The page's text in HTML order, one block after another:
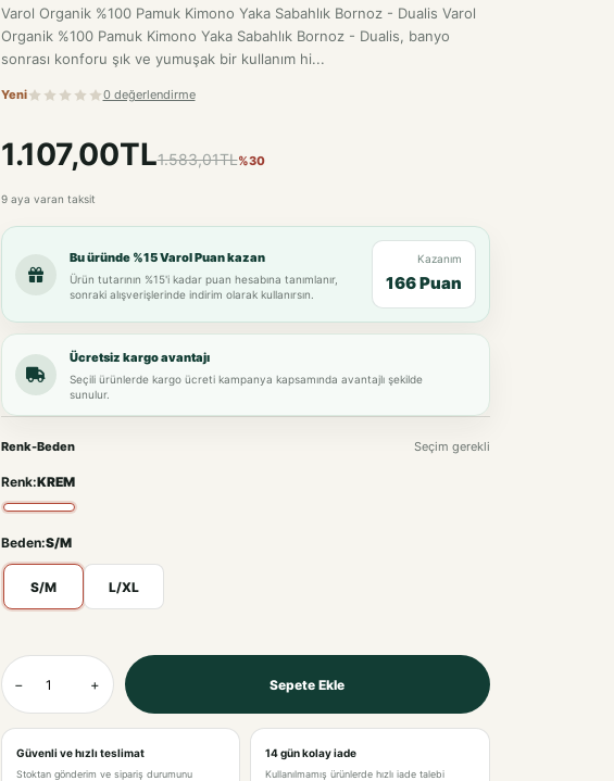
Varol Organik %100 Pamuk Kimono Yaka Sabahlık Bornoz - Dualis Varol
Organik %100 Pamuk Kimono Yaka Sabahlık Bornoz - Dualis, banyo
sonrası konforu şık ve yumuşak bir kullanım hi...
Yeni 0 değerlendirme
1.107,00TL1.583,01TL%30
9 aya varan taksit
Bu üründe %15 Varol Puan kazan
Ürün tutarının %15'i kadar puan hesabına tanımlanır,
sonraki alışverişlerinde indirim olarak kullanırsın.
Kazanım
166 Puan
Ücretsiz kargo avantajı
Seçili ürünlerde kargo ücreti kampanya kapsamında avantajlı şekilde
sunulur.
Renk-Beden Seçim gerekli
Renk:KREM
Beden:S/M
S/M L/XL
KREM-L/XL
− + Sepete Ekle
Güvenli ve hızlı teslimat
Stoktan gönderim ve sipariş durumunu
14 gün kolay iade
Kullanılmamış ürünlerde hızlı iade talebi